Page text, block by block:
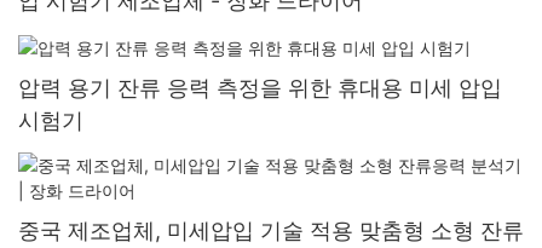
압력 용기 잔류 응력 측정을 위한 휴대용 미세 압입
시험기
중국 제조업체, 미세압입 기술 적용 맞춤형 소형 잔류